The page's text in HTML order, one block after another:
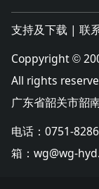
支持及下载 | 联
Coppyright ©
All rights
广东省韶关市韶
电话：0751-
箱：wg@wg-